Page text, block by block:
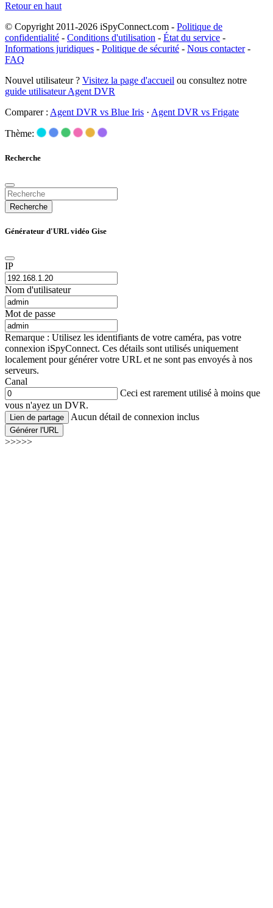
Retour en haut
© Copyright 2011-2026 iSpyConnect.com - Politique de
confidentialité - Conditions d'utilisation - État du service -
Informations juridiques - Politique de sécurité - Nous contacter-
FAQ
Nouvel utilisateur ? Visitez la page d'accueil ou consultez notre
guide utilisateur Agent DVR
Comparer : Agent DVR vs Blue Iris · Agent DVR vs Frigate
Thème:
Recherche
Recherche
Générateur d'URL vidéo Gise
IP
Nom d'utilisateur
Mot de passe
Remarque : Utilisez les identifiants de votre caméra, pas votre
connexion iSpyConnect. Ces détails sont utilisés uniquement
localement pour générer votre URL et ne sont pas envoyés à nos
serveurs.
Canal
Ceci est rarement utilisé à moins que
vous n'ayez un DVR.
Lien de partage Aucun détail de connexion inclus
Générer l'URL
>>>>>